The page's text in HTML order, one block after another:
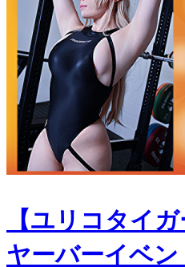
【ユリコタイ
ヤーバーイベ